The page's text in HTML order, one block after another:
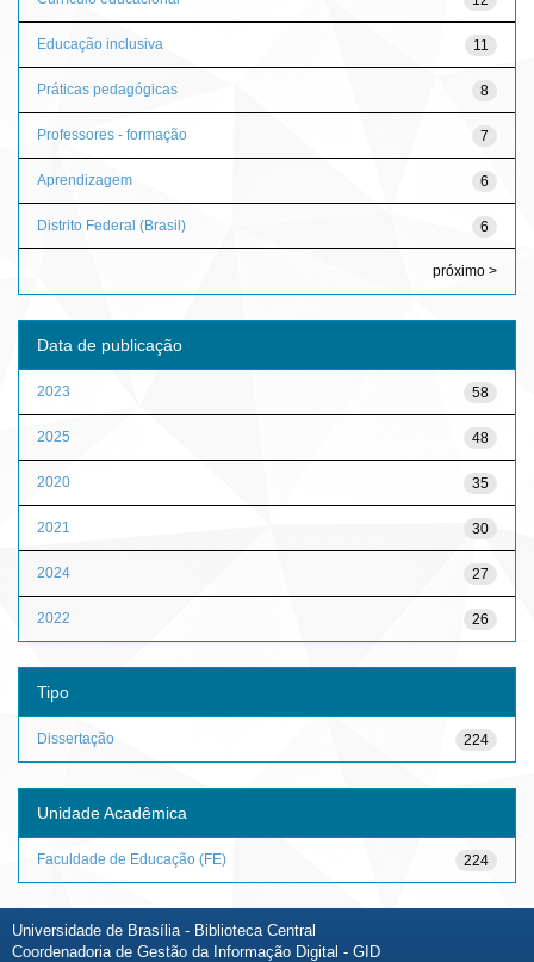
11
Educação inclusiva
8
Práticas pedagógicas
7
Professores - formação
6
Aprendizagem
6
Distrito Federal (Brasil)
próximo >
Data de publicação
58
2023
48
2025
35
2020
30
2021
27
2024
26
2022
Tipo
224
Dissertação
Unidade Acadêmica
224
Faculdade de Educação (FE)
Universidade de Brasília - Biblioteca Central
Coordenadoria de Gestão da Informação Digital - GID